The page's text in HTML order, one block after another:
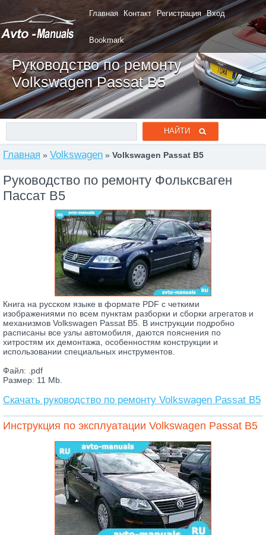
Главная Контакт Регистрация Вход
Bookmark
Руководство по ремонту
Volkswagen Passat B5
Главная » Volkswagen » Volkswagen Passat B5
Руководство по ремонту Фольксваген
Пассат B5
Книга на русском языке в формате PDF с четкими
изображениями по всем пунктам разборки и сборки агрегатов и
механизмов Volkswagen Passat B5. В инструкции подробно
расписаны все узлы автомобиля, даются пояснения по
хитростям их демонтажа, особенностям конструкции и
использовании специальных инструментов.
Файл: .pdf
Размер: 11 Mb.
Скачать руководство по ремонту Volkswagen Passat B5
Инструкция по эксплуатации Volkswagen Passat B5